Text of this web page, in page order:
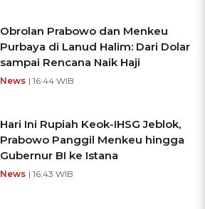
Obrolan Prabowo dan Menkeu
Purbaya di Lanud Halim: Dari Dolar
sampai Rencana Naik Haji
News | 16:44 WIB
Hari Ini Rupiah Keok-IHSG Jeblok,
Prabowo Panggil Menkeu hingga
Gubernur BI ke Istana
News | 16:43 WIB